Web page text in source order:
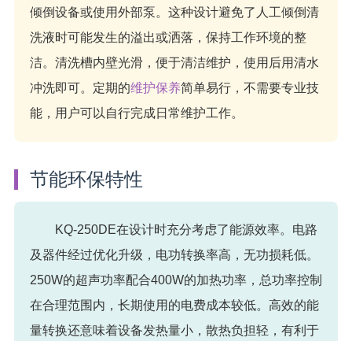
倾倒设备或使用外部泵。这种设计避免了人工倾倒清
洗液时可能发生的溢出或洒落，保持工作环境的整
洁。清洗槽内壁光滑，便于清洁维护，使用后用清水
冲洗即可。定期的维护保养简单易行，不需要专业技
能，用户可以自行完成日常维护工作。
节能环保特性
KQ-250DE在设计时充分考虑了能源效率。电路
及器件经过优化升级，电功转换率高，无功损耗低。
250W的超声功率配合400W的加热功率，总功率控制
在合理范围内，长期使用的电费成本较低。高效的能
量转换还意味着设备发热量小，散热负担轻，有利于